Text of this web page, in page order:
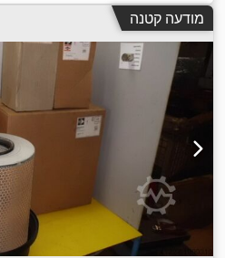
מודעה קטנה